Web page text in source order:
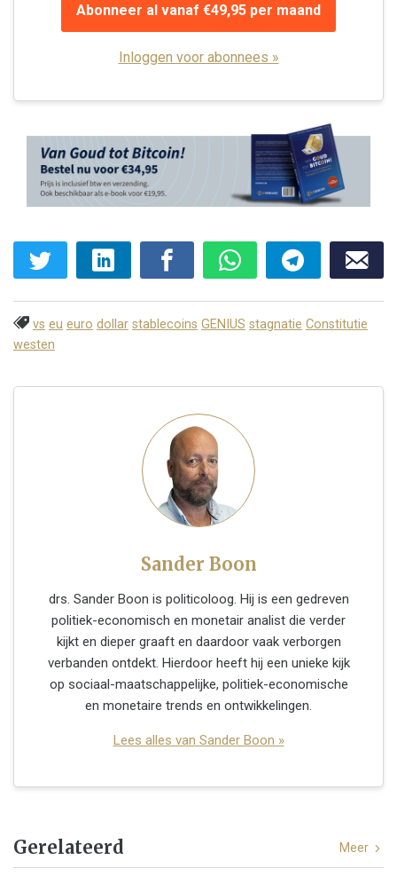
Abonneer al vanaf €49,95 per maand
Inloggen voor abonnees »
vs eu euro dollar stablecoins GENIUS stagnatie Constitutie
westen
Sander Boon
drs. Sander Boon is politicoloog. Hij is een gedreven
politiek-economisch en monetair analist die verder
kijkt en dieper graaft en daardoor vaak verborgen
verbanden ontdekt. Hierdoor heeft hij een unieke kijk
op sociaal-maatschappelijke, politiek-economische
en monetaire trends en ontwikkelingen.
Lees alles van Sander Boon »
Gerelateerd Meer